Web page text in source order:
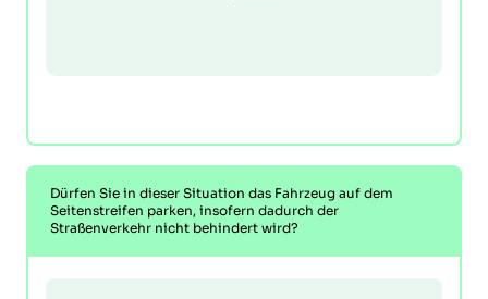
Dürfen Sie in dieser Situation das Fahrzeug auf dem
Seitenstreifen parken, insofern dadurch der
Straßenverkehr nicht behindert wird?